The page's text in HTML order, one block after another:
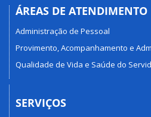
ÁREAS DE ATENDIMENTO
Administração de Pessoal
Provimento, Acompanhamento e
Qualidade de Vida e Saúde do
SERVIÇOS